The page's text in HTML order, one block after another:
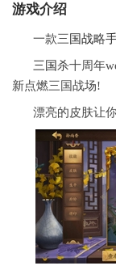
游戏介绍
一款三 国战略
三国 杀十周年
新点燃三国战场!
漂亮的皮肤让